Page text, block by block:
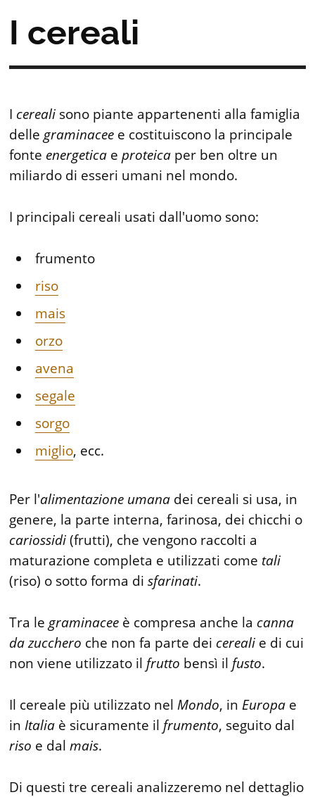
I cereali
I cereali sono piante appartenenti alla famiglia
delle graminacee e costituiscono la principale
fonte energetica eproteica per ben oltre un
miliardo di esseri umani nel mondo.
I principali cereali usati dall'uomo sono:
frumento
riso
mais
orzo
avena
segale
sorgo
miglio, ecc.
Per l'alimentazione umana dei cereali si usa, in
genere, la parte interna, farinosa, dei chicchi o
cariossidi(frutti), che vengono raccolti a
maturazione completa e utilizzati come tali
(riso) o sotto forma disfarinati.
Tra le graminacee è compresa anche la canna
da zucchero che non fa parte dei cereali e di cui
non viene utilizzato il frutto bensì il fusto.
Il cereale più utilizzato nelMondo, inEuropa e
inItalia è sicuramente il frumento, seguito dal
riso e dalmais.
Di questi tre cereali analizzeremo nel dettaglio